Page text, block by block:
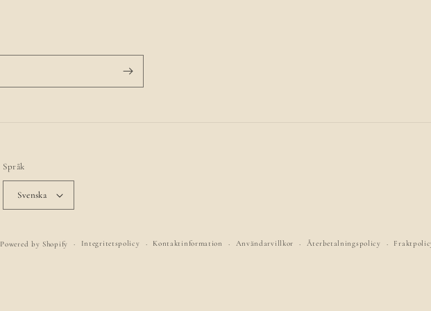
Språk
Svenska
Powered by Shopify Integritetspolicy Kontaktinformation Användarvillkor Återbetalningspolicy